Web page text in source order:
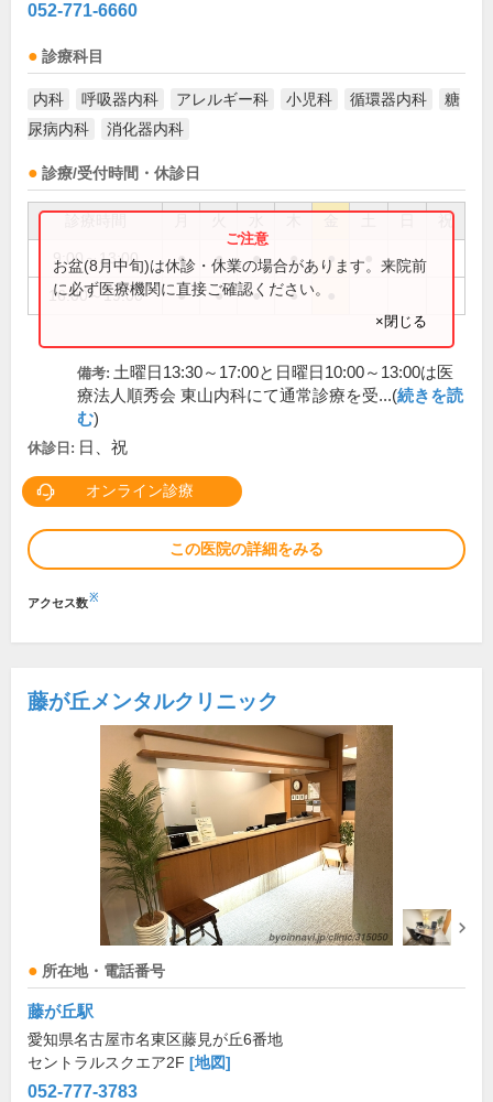
052-771-6660
診療科目
内科 呼吸器内科 アレルギー科 小児科 循環器内科
糖
尿病内科
消化器内科
診療/受付時間・休診日
祝
9:00～13:00 ● ● ● ● ●
16:00～19:00 ● ● ● ●
お盆(8月中旬)は休診・休業の場合があります。来院前
に必ず医療機関に直接ご確認ください。
×閉じる
備考: 土曜日13:30～17:00と日曜日10:00～13:00は医
療法人順秀会 東山内科にて通常診療を受...(続きを読
む)
休診日: 日、祝
オンライン診療
この医院の詳細をみる
アクセス数※
藤が丘メンタルクリニック
所在地・電話番号
藤が丘駅
愛知県名古屋市名東区藤見が丘6番地
セントラルスクエア2F [地図]
052-777-3783